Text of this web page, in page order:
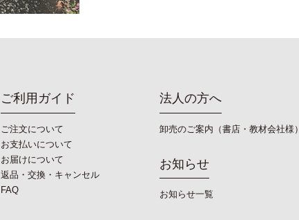
ご利用ガイド
ご注文について
お支払いについて
お届けについて
返品・交換・キャンセル
FAQ
法人の方へ
卸売のご案内（書店・教材会社様）
お知らせ
お知らせ一覧